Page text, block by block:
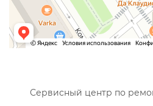
Сервисный центр по